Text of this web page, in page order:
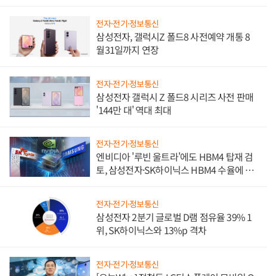
전자·전기·정보통신
삼성전자, 갤럭시Z 폴드8 사전예약 개통 8
월31일까지 연장
전자·전기·정보통신
삼성전자 갤럭시 Z 폴드8 시리즈 사전 판매
'144만 대' 역대 최대
전자·전기·정보통신
엔비디아 '루빈 울트라'에도 HBM4 탑재 검
토, 삼성전자·SK하이닉스 HBM4 수율에 주
전자·전기·정보통신
삼성전자 2분기 글로벌 D램 점유율 39% 1
위, SK하이닉스와 13%p 격차
전자·전기·정보통신